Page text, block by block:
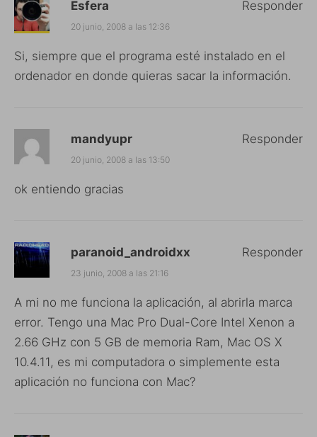
Esfera
20 junio, 2008 a las 12:36
Si, siempre que el programa esté instalado en el
ordenador en donde quieras sacar la información.
Responder
mandyupr
20 junio, 2008 a las 13:50
ok entiendo gracias
Responder
paranoid_androidxx
23 junio, 2008 a las 21:16
A mi no me funciona la aplicación, al abrirla marca
error. Tengo una Mac Pro Dual-Core Intel Xenon a
2.66 GHz con 5 GB de memoria Ram, Mac OS X
10.4.11, es mi computadora o simplemente esta
aplicación no funciona con Mac?
Responder